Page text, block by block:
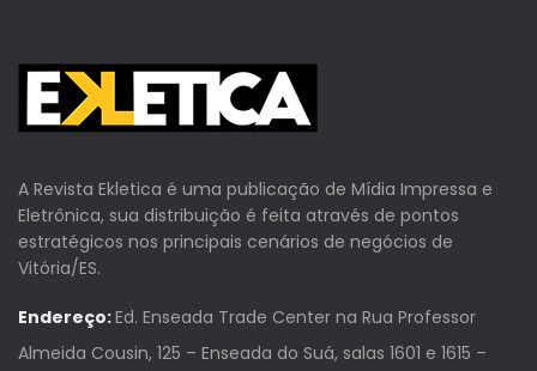
A Revista Ekletica é uma publicação de Mídia Impressa e
Eletrônica, sua distribuição é feita através de pontos
estratégicos nos principais cenários de negócios de
Vitória/ES.
Endereço:Ed. Enseada Trade Center na Rua Professor
Almeida Cousin, 125 – Enseada do Suá, salas 1601 e 1615 –